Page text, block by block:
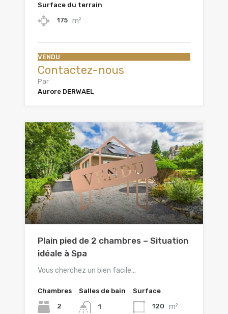
Surface du terrain
175 m²
VENDU
Contactez-nous
Par
Aurore DERWAEL
Plain pied de 2 chambres – Situation
idéale à Spa
Vous cherchez un bien facile…
Chambres
2
Salles de bain
1
Surface
120 m²